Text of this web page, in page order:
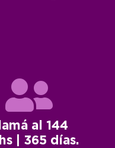
al 144
| 365 días.